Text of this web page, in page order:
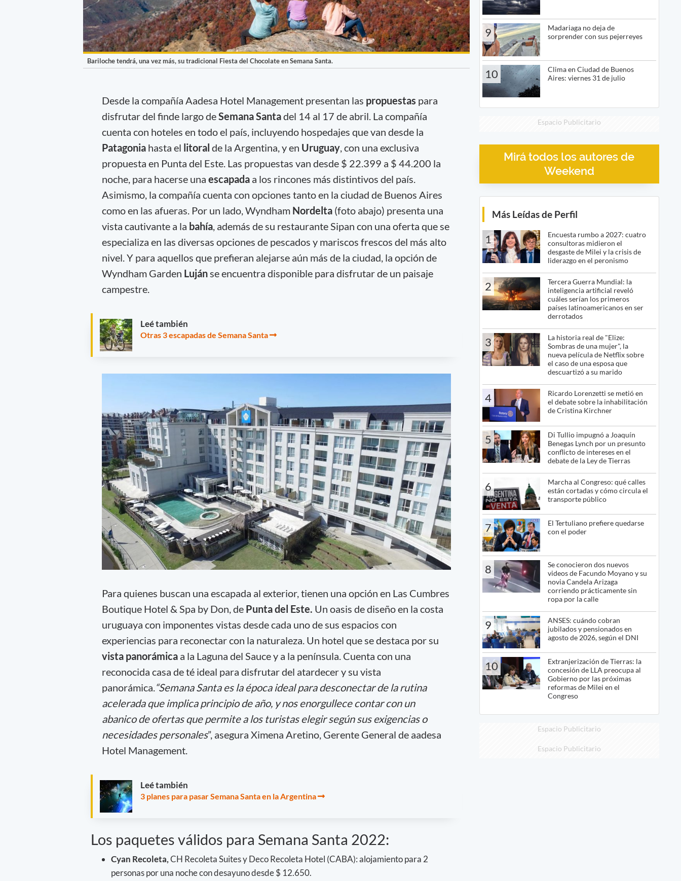
Bariloche tendrá, una vez más, su tradicional Fiesta del Chocolate en Semana Santa.
Desde la compañía Aadesa Hotel Management presentan las propuestas para
disfrutar del finde largo deSemana Santadel 14 al 17 de abril. La compañía
cuenta con hoteles en todo el país, incluyendo hospedajes que van desde la
Patagonia hasta el litoral de la Argentina, y en Uruguay, con una exclusiva
propuesta en Punta del Este. Las propuestas van desde $ 22.399 a $ 44.200 la
noche, para hacerse una escapada a los rincones más distintivos del país.
Asimismo, la compañía cuenta con opciones tanto en la ciudad de Buenos Aires
como en las afueras. Por un lado, Wyndham Nordelta (foto abajo) presenta una
vista cautivante a la bahía, además de su restaurante Sipan con una oferta que se
especializa en las diversas opciones de pescados y mariscos frescos del más alto
nivel. Y para aquellos que prefieran alejarse aún más de la ciudad, la opción de
Wyndham Garden Luján se encuentra disponible para disfrutar de un paisaje
campestre.
Leé también
Otras 3 escapadas de Semana Santa
Para quienes buscan una escapada al exterior, tienen una opción en Las Cumbres
Boutique Hotel & Spa by Don, de Punta del Este. Un oasis de diseño en la costa
uruguaya con imponentes vistas desde cada uno de sus espacios con
experiencias para reconectar con la naturaleza. Un hotel que se destaca por su
vista panorámica a la Laguna del Sauce y a la península. Cuenta con una
reconocida casa de té ideal para disfrutar del atardecer y su vista
panorámica. “Semana Santa es la época ideal para desconectar de la rutina
acelerada que implica principio de año, y nos enorgullece contar con un
abanico de ofertas que permite a los turistas elegir según sus exigencias o
necesidades personales”, asegura Ximena Aretino, Gerente General de aadesa
Hotel Management.
Leé también
3 planes para pasar Semana Santa en la Argentina
Los paquetes válidos para Semana Santa 2022:
Cyan Recoleta,CH Recoleta Suites y Deco Recoleta Hotel (CABA): alojamiento para 2
personas por una noche con desayuno desde $ 12.650.
9
Madariaga no deja de
sorprender con sus pejerreyes
10
Clima en Ciudad de Buenos
Aires: viernes 31 de julio
Espacio Publicitario
Mirá todos los autores de
Weekend
Más Leídas de Perfil
1
Encuesta rumbo a 2027: cuatro
consultoras midieron el
desgaste de Milei y la crisis de
liderazgo en el peronismo
2
Tercera Guerra Mundial: la
inteligencia artificial reveló
cuáles serían los primeros
países latinoamericanos en ser
derrotados
3
La historia real de "Elize:
Sombras de una mujer", la
nueva película de Netflix sobre
el caso de una esposa que
descuartizó a su marido
4
Ricardo Lorenzetti se metió en
el debate sobre la inhabilitación
de Cristina Kirchner
5
Di Tullio impugnó a Joaquín
Benegas Lynch por un presunto
conflicto de intereses en el
debate de la Ley de Tierras
6
Marcha al Congreso: qué calles
están cortadas y cómo circula el
transporte público
7
El Tertuliano prefiere quedarse
con el poder
8
Se conocieron dos nuevos
videos de Facundo Moyano y su
novia Candela Arizaga
corriendo prácticamente sin
ropa por la calle
9
ANSES: cuándo cobran
jubilados y pensionados en
agosto de 2026, según el DNI
10
Extranjerización de Tierras: la
concesión de LLA preocupa al
Gobierno por las próximas
reformas de Milei en el
Congreso
Espacio Publicitario
Espacio Publicitario